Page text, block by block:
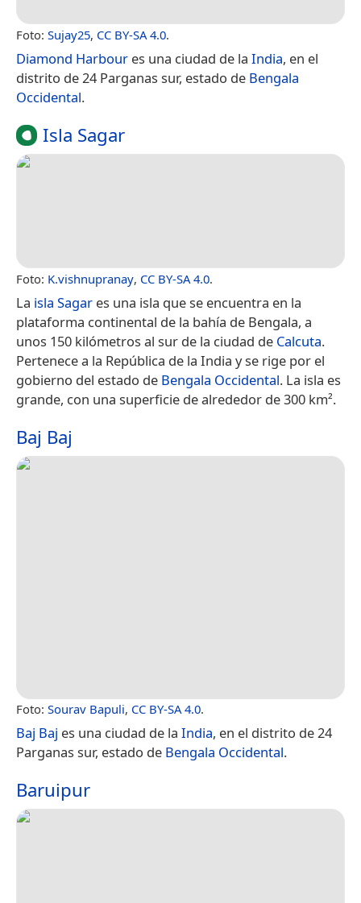
Foto: Sujay25, CC BY-SA 4.0.
Diamond Harbour es una ciudad de la India, en el
distrito de 24 Parganas sur, estado de Bengala
Occidental.
Isla Sagar
Foto: K.vishnupranay, CC BY-SA 4.0.
La isla Sagar es una isla que se encuentra en la
plataforma continental de la bahía de Bengala, a
unos 150 kilómetros al sur de la ciudad de Calcuta.
Pertenece a la República de la India y se rige por el
gobierno del estado de Bengala Occidental.​ La isla es
grande, con una superficie de alrededor de 300 km².
Baj Baj
Foto: Sourav Bapuli, CC BY-SA 4.0.
Baj Baj es una ciudad de la India, en el distrito de 24
Parganas sur, estado de Bengala Occidental.
Baruipur